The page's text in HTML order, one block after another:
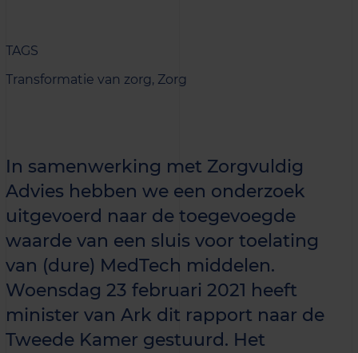
TAGS
Transformatie van zorg, Zorg
In samenwerking met Zorgvuldig
Advies hebben we een onderzoek
uitgevoerd naar de toegevoegde
waarde van een sluis voor toelating
van (dure) MedTech middelen.
Woensdag 23 februari 2021 heeft
minister van Ark dit rapport naar de
Tweede Kamer gestuurd. Het